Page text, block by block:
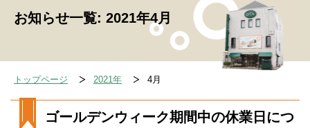
お知らせ一覧: 2021年4月
トップページ 2021年 4月
ゴールデンウィーク期間中の休業日につ